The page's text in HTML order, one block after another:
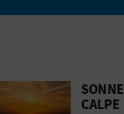
zwei ...
Sie auf
CALPE